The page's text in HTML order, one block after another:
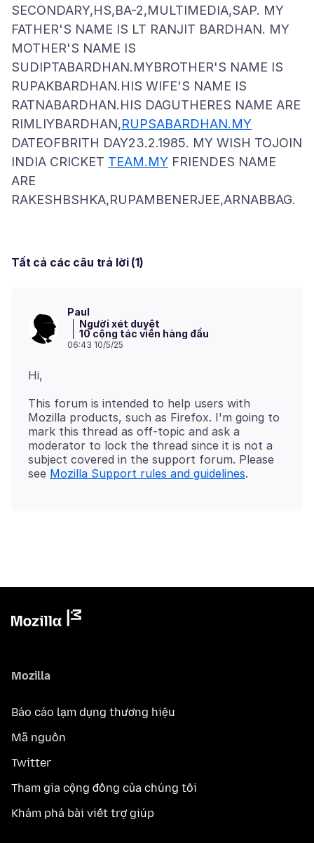
SECONDARY,HS,BA-2,MULTIMEDIA,SAP. MY
FATHER'S NAME IS LT RANJIT BARDHAN. MY
MOTHER'S NAME IS
SUDIPTABARDHAN.MYBROTHER'S NAME IS
RUPAKBARDHAN.HIS WIFE'S NAME IS
RATNABARDHAN.HIS DAGUTHERES NAME ARE
RIMLIYBARDHAN,RUPSABARDHAN.MY
DATEOFBRITH DAY23.2.1985. MY WISH TOJOIN
INDIA CRICKET TEAM.MY FRIENDES NAME
ARE
Tất cả các câu trả lời (1)
Paul
Người xét duyệt
10 cộng tác viên hàng đầu
06:43 10/5/25
This forum is intended to help users with
Mozilla products, such as Firefox. I'm going to
mark this thread as off-topic and ask a
moderator to lock the thread since it is not a
subject covered in the support forum. Please
see Mozilla Support rules and guidelines
Mozilla
Báo cáo lạm dụng thương hiệu
Mã nguồn
Twitter
Tham gia cộng đồng của chúng tôi
Khám phá bài viết trợ giúp